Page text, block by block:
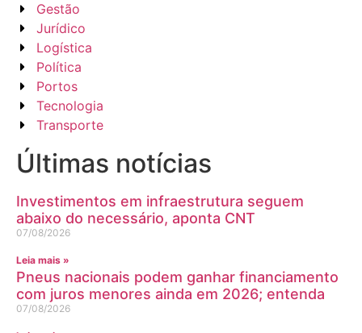
Gestão
Jurídico
Logística
Política
Portos
Tecnologia
Transporte
Últimas notícias
Investimentos em infraestrutura seguem
abaixo do necessário, aponta CNT
07/08/2026
Leia mais »
Pneus nacionais podem ganhar financiamento
com juros menores ainda em 2026; entenda
07/08/2026